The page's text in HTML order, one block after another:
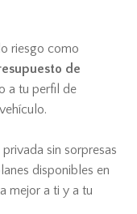
riesgo como
de
a tu perfil de
sin sorpresas
disponibles en
mejor a ti y a tu